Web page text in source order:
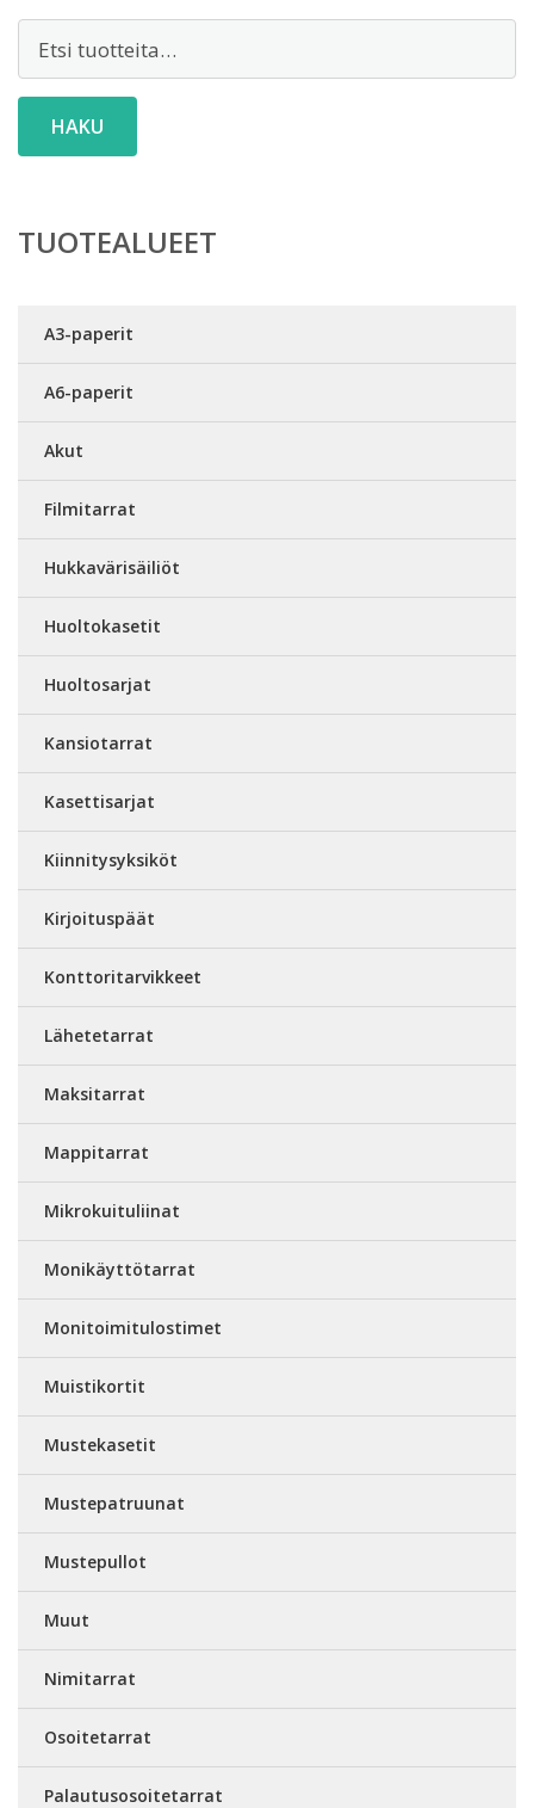
HAKU
TUOTEALUEET
A3-paperit
A6-paperit
Akut
Filmitarrat
Hukkavärisäiliöt
Huoltokasetit
Huoltosarjat
Kansiotarrat
Kasettisarjat
Kiinnitysyksiköt
Kirjoituspäät
Konttoritarvikkeet
Lähetetarrat
Maksitarrat
Mappitarrat
Mikrokuituliinat
Monikäyttötarrat
Monitoimitulostimet
Muistikortit
Mustekasetit
Mustepatruunat
Mustepullot
Muut
Nimitarrat
Osoitetarrat
Palautusosoitetarrat